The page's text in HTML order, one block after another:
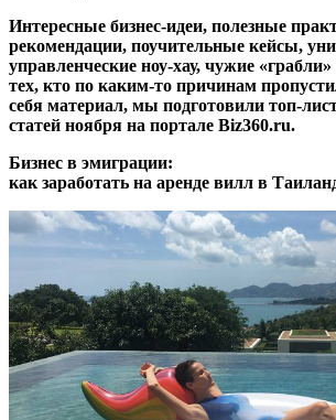
Интересные бизнес-идеи, полезные
рекомендации, поучительные кейсы,
управленческие ноу-хау, чужие
тех, кто по каким-то причинам
себя материал, мы подготовили топ-
статей ноября на портале Biz360.ru.
Бизнес в эмиграции:
как заработать на аренде вилл в